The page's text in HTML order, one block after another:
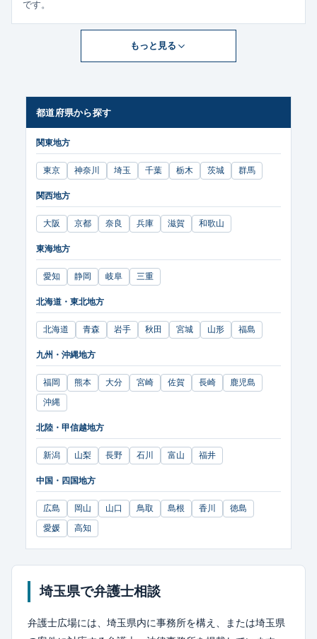
です。
もっと見る
都道府県から探す
関東地方
東京 神奈川 埼玉 千葉 栃木 茨城 群馬
関西地方
大阪 京都 奈良 兵庫 滋賀 和歌山
東海地方
愛知 静岡 岐阜 三重
北海道・東北地方
北海道 青森 岩手 秋田 宮城 山形 福島
九州・沖縄地方
福岡 熊本 大分 宮崎 佐賀 長崎
鹿児島
沖縄
北陸・甲信越地方
新潟 山梨 長野 石川 富山 福井
中国・四国地方
広島 岡山 山口 鳥取 島根 香川
徳島
愛媛
高知
埼玉県で弁護士相談
弁護士広場には、埼玉県内に事務所を構え、または埼玉県